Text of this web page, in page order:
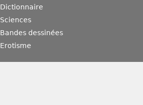
Dictionnaire
Sciences
Bandes dessinées
Erotisme